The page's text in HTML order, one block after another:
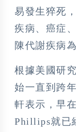
易發生猝死
疾病、癌症
陳代謝疾病
根據美國研
始一直到跨
軒表示，早
Phillips就已